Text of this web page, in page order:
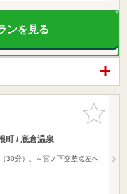
ンを見る
お気に入
りに追加
町 / 底倉温泉
30分）、～宮ノ下交差点左へ